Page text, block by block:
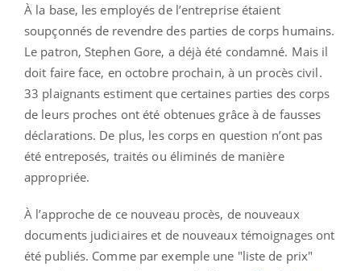
À la base, les employés de l’entreprise étaient
soupçonnés de revendre des parties de corps humains.
Le patron, Stephen Gore, a déjà été condamné. Mais il
doit faire face, en octobre prochain, à un procès civil.
33 plaignants estiment que certaines parties des corps
de leurs proches ont été obtenues grâce à de fausses
déclarations. De plus, les corps en question n’ont pas
été entreposés, traités ou éliminés de manière
appropriée.
À l’approche de ce nouveau procès, de nouveaux
documents judiciaires et de nouveaux témoignages ont
été publiés. Comme par exemple une "liste de prix"